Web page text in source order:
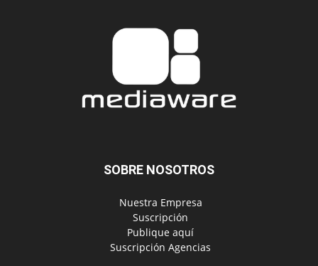
SOBRE NOSOTROS
‎ Nuestra Empresa
‎ Suscripción
‎ Publique aquí
‎ Suscripción Agencias